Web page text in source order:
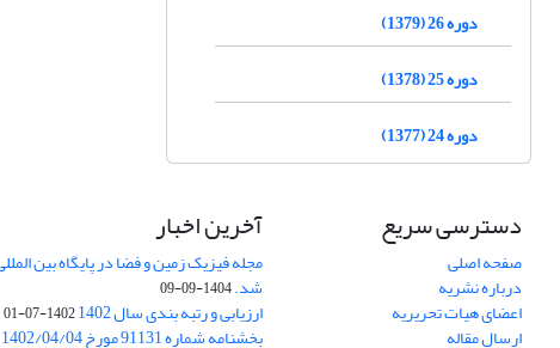
دوره 26 (1379)
دوره 25 (1378)
دوره 24 (1377)
دسترسی سریع
صفحه اصلی
درباره نشریه
اعضای هیات تحریریه
ارسال مقاله
آخرین اخبار
شد.1404-09-09
ارزیابی و رتبه بندی سال 1402 1402-07-01
بخشنامه شماره 91131 مورخ 1402/04/04